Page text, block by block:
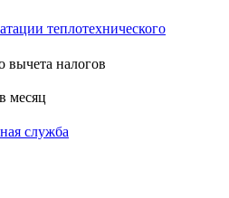
теплотехнического
вычета налогов
месяц
служба